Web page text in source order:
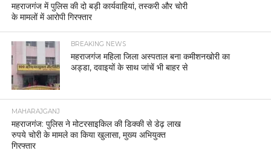
महराजगंज में पुलिस की दो बड़ी कार्यवाहियां, तस्करी और चोरी
के मामलों में आरोपी गिरफ्तार
BREAKING NEWS
महराजगंज महिला जिला अस्पताल बना कमीशनखोरी का
अड्डा, दवाइयों के साथ जांचें भी बाहर से
MAHARAJGANJ
महराजगंज: पुलिस ने मोटरसाइकिल की डिक्की से डेढ़ लाख
रुपये चोरी के मामले का किया खुलासा, मुख्य अभियुक्त
गिरफ्तार